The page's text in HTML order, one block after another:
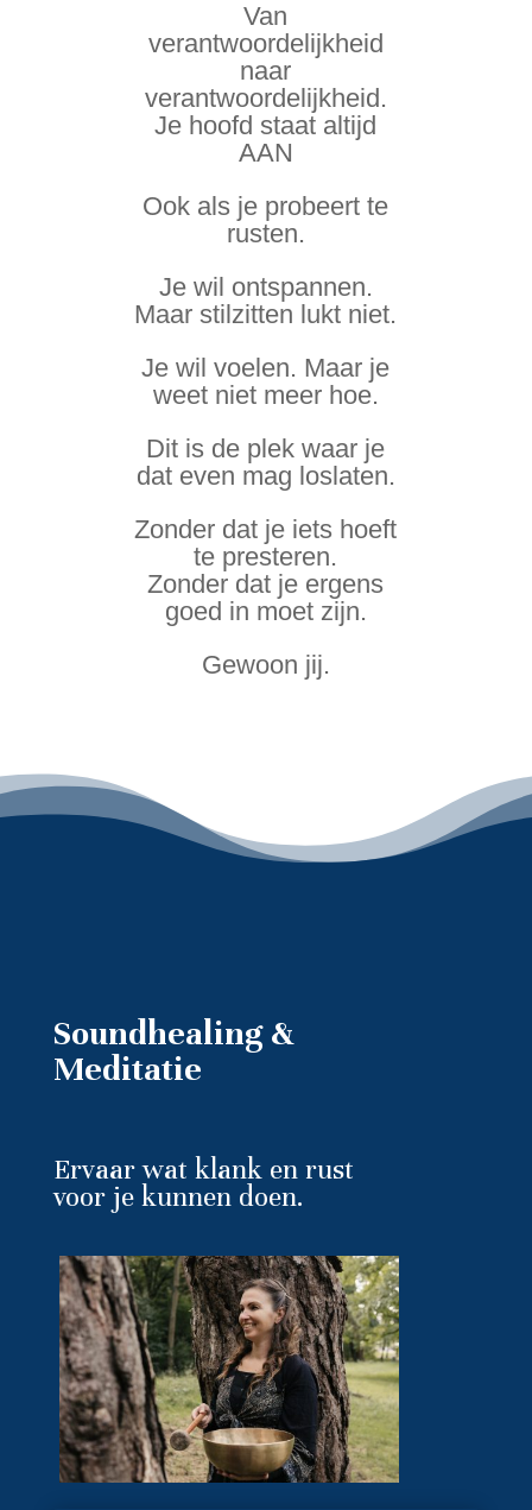
Van
verantwoordelijkheid
naar
verantwoordelijkheid.
Je hoofd staat altijd
AAN
Ook als je probeert te
rusten.
Je wil ontspannen.
Maar stilzitten lukt niet.
Je wil voelen. Maar je
weet niet meer hoe.
Dit is de plek waar je
dat even mag loslaten.
Zonder dat je iets hoeft
te presteren.
Zonder dat je ergens
goed in moet zijn.
Gewoon jij.
Soundhealing &
Meditatie
Ervaar wat klank en rust
voor je kunnen doen.